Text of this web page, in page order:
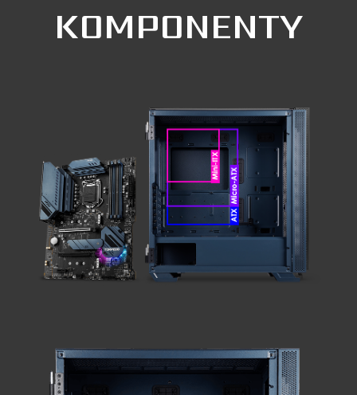
KOMPONENTY